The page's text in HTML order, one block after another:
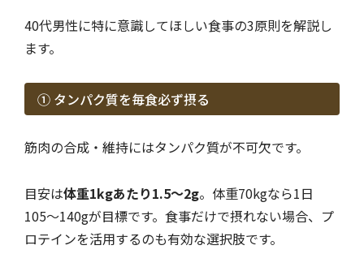
40代男性に特に意識してほしい食事の3原則を解説し
ます。
① タンパク質を毎食必ず摂る
筋肉の合成・維持にはタンパク質が不可欠です。
目安は体重1kgあたり1.5〜2g。体重70kgなら1日
105〜140gが目標です。食事だけで摂れない場合、プ
ロテインを活用するのも有効な選択肢です。